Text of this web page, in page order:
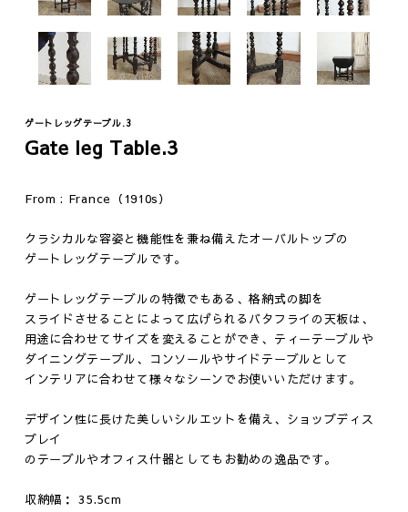
ウェア
照明
その他
ゲートレッグテーブル.3
Gate leg Table.3
From : France（1910s）
クラシカルな容姿と機能性を兼ね備えたオーバルトップの
ゲートレッグテーブルです。
ゲートレッグテーブルの特徴でもある、格納式の脚を
スライドさせることによって広げられるバタフライの天板は、
用途に合わせてサイズを変えることができ、ティーテーブルや
ダイニングテーブル、コンソールやサイドテーブルとして
インテリアに合わせて様々なシーンでお使いいただけます。
デザイン性に長けた美しいシルエットを備え、ショップディス
プレイ
のテーブルやオフィス什器としてもお勧めの逸品です。
収納幅： 35.5cm